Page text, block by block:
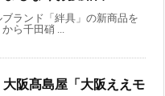
ランド「絆具」の新商品を
ら千田硝 ...
阪髙島屋「大阪ええモ